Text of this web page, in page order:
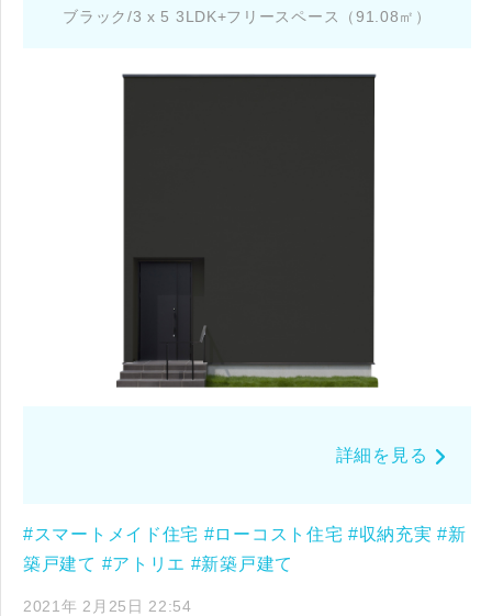
ブラック/3 x 5 3LDK+フリースペース（91.08㎡）
詳細を見る
#スマートメイド住宅 #ローコスト住宅 #収納充実 #新
築戸建て #アトリエ #新築戸建て
2021年 2月25日 22:54